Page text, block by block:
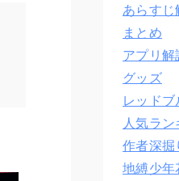
あらすじ
まとめ
アプリ解
グッズ
レッドブ
人気ラ
作者深掘
地縛少年